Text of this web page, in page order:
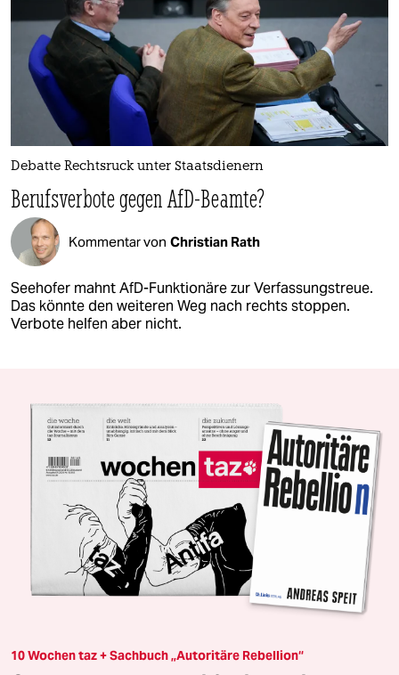
Debatte Rechtsruck unter Staatsdienern
Berufsverbote gegen AfD-Beamte?
Kommentar von Christian Rath
Seehofer mahnt AfD-Funktionäre zur Verfassungstreue.
Das könnte den weiteren Weg nach rechts stoppen.
Verbote helfen aber nicht.
10 Wochen taz + Sachbuch „Autoritäre Rebellion“